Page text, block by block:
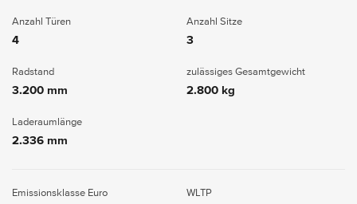
Anzahl Türen
4
Anzahl Sitze
3
Radstand
3.200 mm
zulässiges Gesamtgewicht
2.800 kg
Laderaumlänge
2.336 mm
Emissionsklasse Euro WLTP